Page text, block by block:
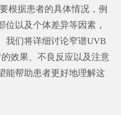
根据患者的具体情况，例
位以及个体差异等因素，
我们将详细讨论窄谱UVB
效果、不良反应以及注意
能帮助患者更好地理解这